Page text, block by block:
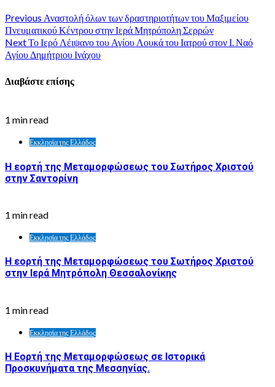
Previous Αναστολή όλων των δραστηριοτήτων του Μαξιμείου
Πνευματικού Κέντρου στην Ιερά Μητρόπολη Σερρών
NextΤο Ιερό Λέιψανο του Αγίου Λουκά του Ιατρού στον Ι. Ναό
Αγίου Δημήτριου Ινάχου
Διαβάστε επίσης
1 min read
Εκκλησία της Ελλάδος
Η εορτή της Μεταμορφώσεως του Σωτήρος Χριστού
στην Σαντορίνη
1 min read
Εκκλησία της Ελλάδος
Η εορτή της Μεταμορφώσεως του Σωτήρος Χριστού
στην Ιερά Μητρόπολη Θεσσαλονίκης
1 min read
Εκκλησία της Ελλάδος
Η Εορτή της Μεταμορφώσεως σε Ιστορικά
Προσκυνήματα της Μεσσηνίας.